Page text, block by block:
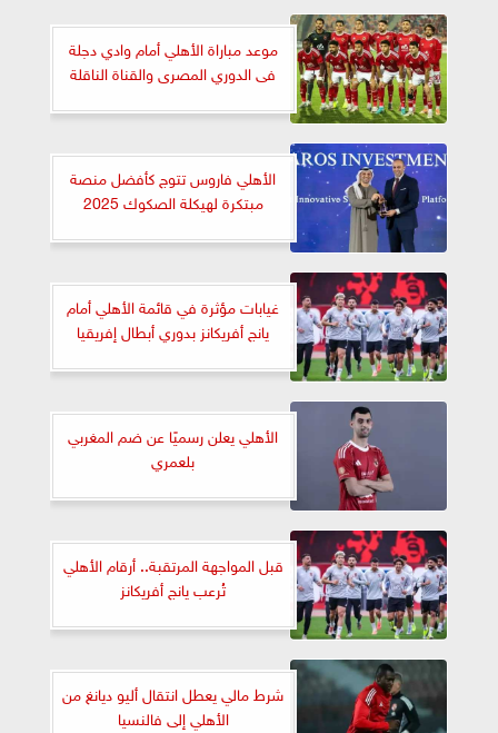
موعد مباراة الأهلي أمام وادي دجلة
فى الدوري المصرى والقناة الناقلة
الأهلي فاروس تتوج كأفضل منصة
مبتكرة لهيكلة الصكوك 2025
غيابات مؤثرة في قائمة الأهلي أمام
يانج أفريكانز بدوري أبطال إفريقيا
الأهلي يعلن رسميًا عن ضم المغربي
بلعمري
قبل المواجهة المرتقبة.. أرقام الأهلي
تُرعب يانج أفريكانز
شرط مالي يعطل انتقال أليو ديانغ من
الأهلي إلى فالنسيا